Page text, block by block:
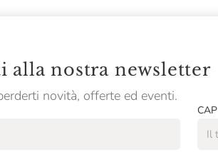
alla nostra newsletter
novità, offerte ed eventi.
CAP